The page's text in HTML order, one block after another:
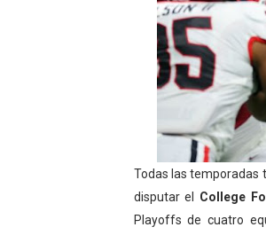
Tour
Todas las temporadas
disputar el College
Playoffs de cuatro